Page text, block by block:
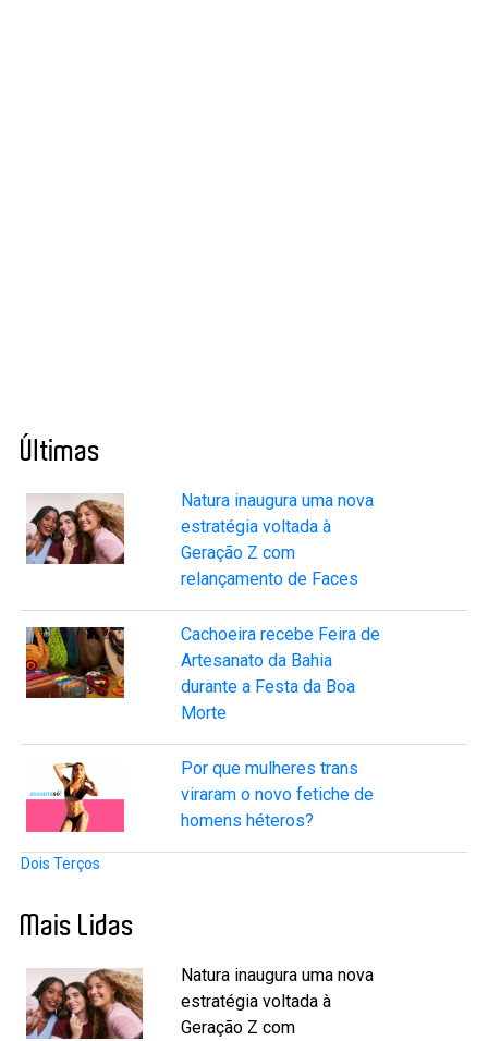
Últimas
Natura inaugura uma nova
estratégia voltada à
Geração Z com
relançamento de Faces
Cachoeira recebe Feira de
Artesanato da Bahia
durante a Festa da Boa
Morte
Por que mulheres trans
viraram o novo fetiche de
homens héteros?
Dois Terços
Mais Lidas
Natura inaugura uma nova
estratégia voltada à
Geração Z com